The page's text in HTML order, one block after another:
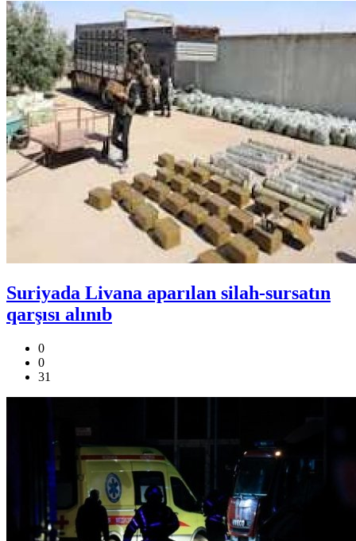
Suriyada Livana aparılan silah-sursatın
qarşısı alınıb
0
0
31